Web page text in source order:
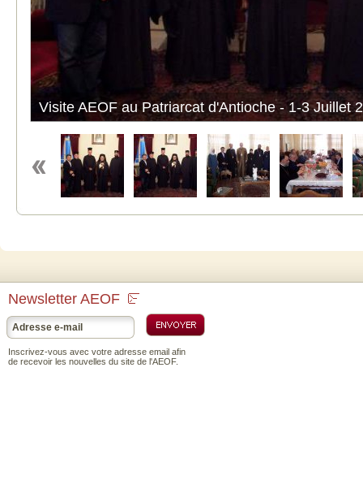
Visite AEOF au Patriarcat d'Antioche - 1-3 Juillet
Newsletter AEOF
Inscrivez-vous avec votre adresse email afin
de recevoir les nouvelles du site de l'AEOF.